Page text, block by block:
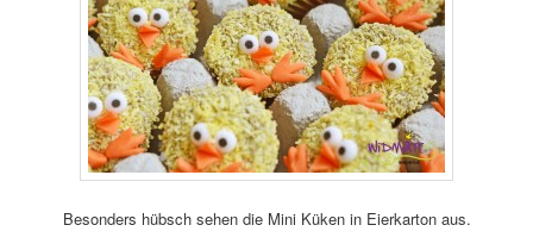
Besonders hübsch sehen die Mini Küken in Eierkarton aus.